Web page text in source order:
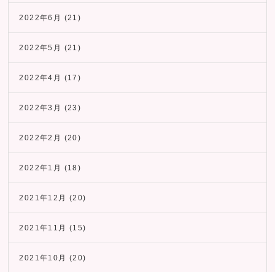
2022年6月 (21)
2022年5月 (21)
2022年4月 (17)
2022年3月 (23)
2022年2月 (20)
2022年1月 (18)
2021年12月 (20)
2021年11月 (15)
2021年10月 (20)